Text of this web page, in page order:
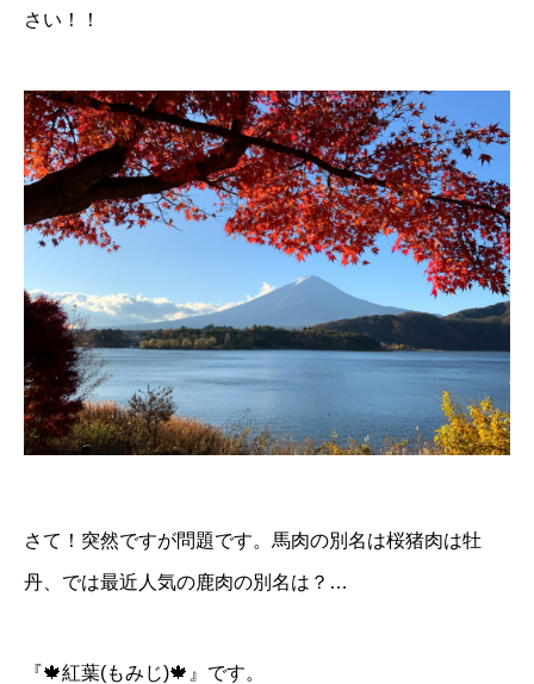
さい！！
さて！突然ですが問題です。馬肉の別名は桜猪肉は牡
丹、では最近人気の鹿肉の別名は？…
『🍁紅葉(もみじ)🍁』です。